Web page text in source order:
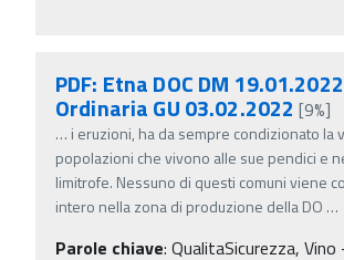
PDF: Etna DOC DM
Ordinaria GU 03.02.2022 [9%]
… i eruzioni, ha da sempre condizionato la
popolazioni che vivono alle sue pendici e
limitrofe. Nessuno di questi comuni viene
intero nella zona di produzione della DO …
Parole chiave: QualitaSicurezza,